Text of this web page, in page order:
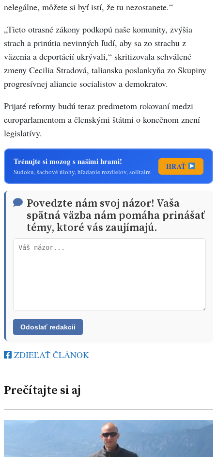
nelegálne, môžete si byť istí, že tu nezostanete.“
„Tieto otrasné zákony podkopú naše komunity, zvýšia
strach a prinútia nevinných ľudí, aby sa zo strachu z
väzenia a deportácií ukrývali,“ skritizovala schválené
zmeny Cecilia Stradová, talianska poslankyňa zo Skupiny
progresívnej aliancie socialistov a demokratov.
Prijaté reformy budú teraz predmetom rokovaní medzi
europarlamentom a členskými štátmi o konečnom znení
legislatívy.
Trénujte si mozog s našimi hrami!
Sudoku, šachové úlohy, hľadanie rozdielov, solitaire
HRAŤ
Povedzte nám svoj názor! Vaša
spätná väzba nám pomáha prinášať
témy, ktoré vás zaujímajú.
ZDIEĽAŤ ČLÁNOK
Prečítajte si aj